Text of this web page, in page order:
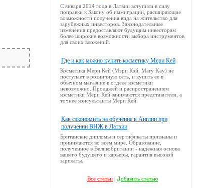
С января 2014 года в Латвии вступили в силу
поправки к Закону об иммиграции, расширяющие
возможности получения вида на жительство для
зарубежных инвесторов. Законодательные
изменения предоставляют будущим инвесторам
более широкие возможности выбора инструментов
для своих вложений.
Где и как можно купить косметику Мери Кей
Косметика Мери Кей (Мэри Кэй, Mary Kay) не
поступает в розничную сеть, и купить ее в
обычном магазине в отделе косметики
невозможно. Продажей и распространением
косметики Мери Кей занимаются представители, а
точнее консультанты Мери Кей.
Как сэкономить на обучение в Англии при
получении ВНЖ в Латвии
Британские дипломы и сертификаты признаны и
принимаются во всем мире. Образование,
полученное в Великобритании - надежная основа
вашего будущего и карьеры, гарантия высокой
зарплаты.
Все статьи| Добавить статью